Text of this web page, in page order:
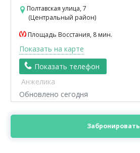
Полтавская улица, 7
(Центральный район)
Площадь Восстания, 8 мин.
Показать на карте
Показать телефон
Анжелика
Обновлено сегодня
Забронировать